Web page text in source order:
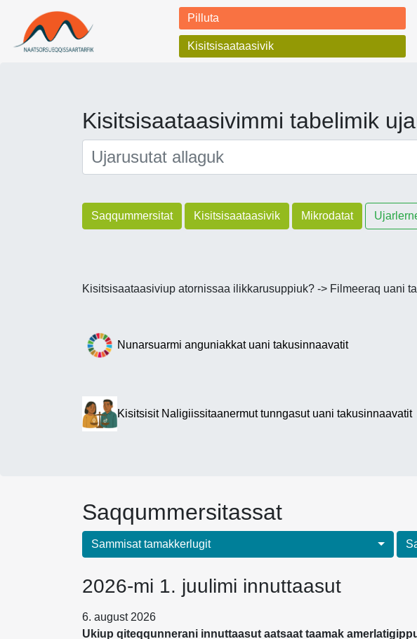
Pilluta
Kisitsisaataasivik
Kisitsisaataasivimmi tabelimik
Saqqummersitat Kisitsisaataasivik Mikrodatat
Kisitsisaataasiviup atornissaa ilikkarusuppiuk? -> Filmeeraq uani
Nunarsuarmi anguniakkat uani takusinnaavatit
Kisitsisit Naligiissitaanermut tunngasut uani takusinnaavatit
Saqqummersitassat
Sammisat tamakkerlugit
2026-mi 1. juulimi innuttaasut
6. august 2026
Ukiup qiteqqunnerani innuttaasut aatsaat taamak